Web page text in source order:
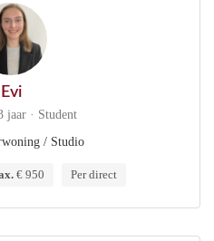
Evi
jaar · Student
/ Studio
€ 950 Per direct